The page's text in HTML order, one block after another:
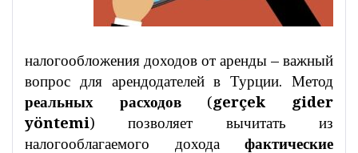
налогообложения доходов от аренды – важный
вопрос для арендодателей в Турции. Метод
реальных расходов(gerçek gider
yöntemi) позволяет вычитать из
налогооблагаемого дохода фактические